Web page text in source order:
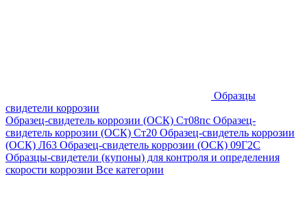
Образцы
свидетели коррозии
Образец-свидетель коррозии (ОСК) Ст08пс Образец-
свидетель коррозии (ОСК) Ст20 Образец-свидетель коррозии
(ОСК) Л63 Образец-свидетель коррозии (ОСК) 09Г2С
Образцы-свидетели (купоны) для контроля и определения
скорости коррозии Все категории